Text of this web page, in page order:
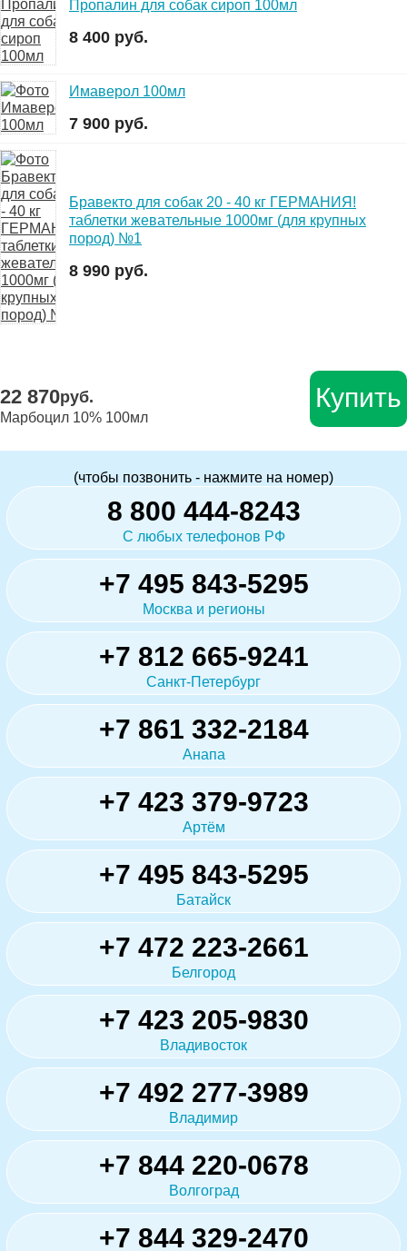
Пропалин для собак сироп 100мл
8 400 руб.
Имаверол 100мл
7 900 руб.
Бравекто для собак 20 - 40 кг ГЕРМАНИЯ!
таблетки жевательные 1000мг (для крупных
пород) №1
8 990 руб.
22 870руб.
Марбоцил 10% 100мл
Купить
(чтобы позвонить - нажмите на номер)
8 800 444-8243
С любых телефонов РФ
+7 495 843-5295
Москва и регионы
+7 812 665-9241
Санкт-Петербург
+7 861 332-2184
Анапа
+7 423 379-9723
Артём
+7 495 843-5295
Батайск
+7 472 223-2661
Белгород
+7 423 205-9830
Владивосток
+7 492 277-3989
Владимир
+7 844 220-0678
Волгоград
+7 844 329-2470